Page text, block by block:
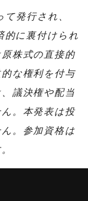
発行され、
的に裏付けられ
株式の直接的
な権利を付与
議決権や配当
。本発表は投
。参加資格は